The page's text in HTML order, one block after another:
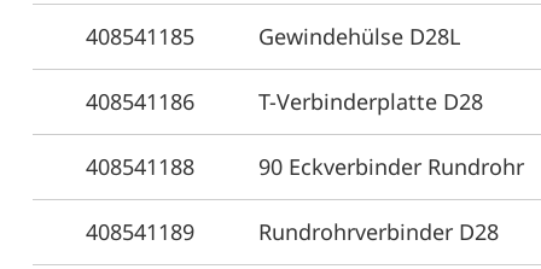
408541185 Gewindehülse D28L
408541186 T-Verbinderplatte D28
408541188 90 Eckverbinder Rundrohr
408541189 Rundrohrverbinder D28